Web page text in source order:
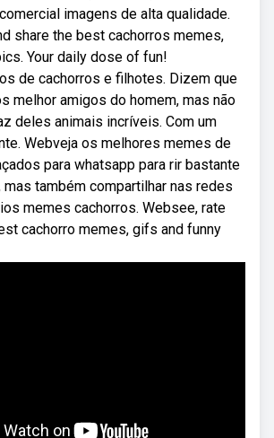
imagens de alta qualidade.
share the best cachorros memes,
Your daily dose of fun!
de cachorros e filhotes. Dizem que
melhor amigos do homem, mas não
deles animais incríveis. Com um
Webveja os melhores memes de
para whatsapp para rir bastante
também compartilhar nas redes
memes cachorros. Websee, rate
cachorro memes, gifs and funny